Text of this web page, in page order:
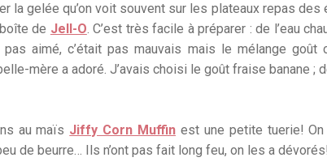
la gelée qu’on voit souvent sur les plateaux repas
de Jell-O. C’est très facile à préparer : de l’eau
pas aimé, c’était pas mauvais mais le mélange
mère a adoré. J’avais choisi le goût fraise banane ;
au maïs Jiffy Corn Muffin est une petite tuerie!
de beurre… Ils n’ont pas fait long feu, on les a dévorés!